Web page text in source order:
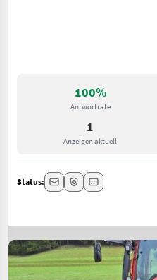
100%
Antwortrate
1
Anzeigen aktuell
Status: